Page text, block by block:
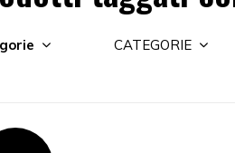
CATEGORIE